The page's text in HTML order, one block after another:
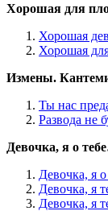
Хорошая для
Хорошая
Хорошая
Измены.
Ты нас
Развода не
Девочка, я о
Девочка, я
Девочка, я
Девочка, я